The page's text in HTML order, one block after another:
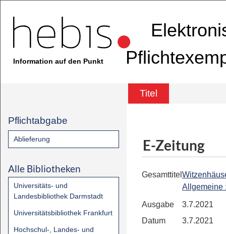
Information auf den Punkt
Titel
Pflichtabgabe
Ablieferung
Alle Bibliotheken
Universitäts- und
Landesbibliothek Darmstadt
Universitätsbibliothek Frankfurt
Hochschul-, Landes- und
E-Zeitung
Gesamttitel
Allgemeine
Ausgabe
3.7.2021
Datum
3.7.2021